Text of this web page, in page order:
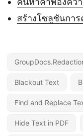
สร้างโซลูชันกา
Blackout Text
Find and Replace
Hide Text in PDF